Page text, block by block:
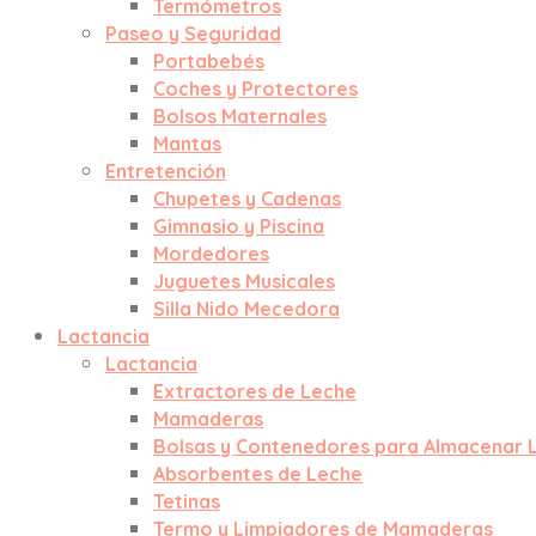
Termómetros
Paseo y Seguridad
Portabebés
Coches y Protectores
Bolsos Maternales
Mantas
Entretención
Chupetes y Cadenas
Gimnasio y Piscina
Mordedores
Juguetes Musicales
Silla Nido Mecedora
Lactancia
Lactancia
Extractores de Leche
Mamaderas
Bolsas y Contenedores para Almacenar
Absorbentes de Leche
Tetinas
Termo y Limpiadores de Mamaderas